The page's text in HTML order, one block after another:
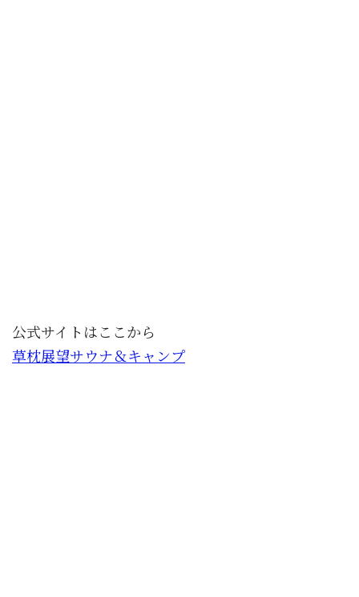
公式サイトはここから
草枕展望サウナ＆キャンプ